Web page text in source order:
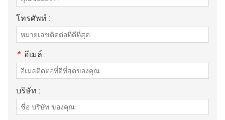
โทรศัพท์ :
* อีเมล์ :
บริษัท :